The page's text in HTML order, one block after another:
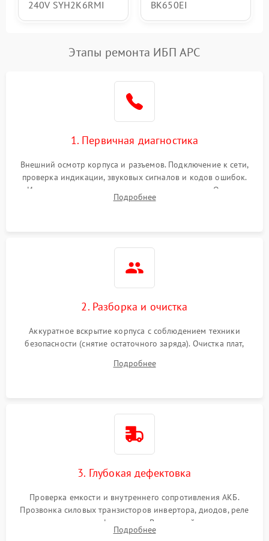
240V SYH2K6RMI BK650EI
Этапы ремонта ИБП APC
1. Первичная диагностика
Внешний осмотр корпуса и разъемов. Подключение к сети,
проверка индикации, звуковых сигналов и кодов ошибок.
Измерение входного и выходного напряжения. Оценка
реакции ИБП на отключение основного питания без
Подробнее
2. Разборка и очистка
Аккуратное вскрытие корпуса с соблюдением техники
безопасности (снятие остаточного заряда). Очистка плат,
и кистей для предотвращения перегрева и замыканий.
Подробнее
3. Глубокая дефектовка
Проверка емкости и внутреннего сопротивления АКБ.
Прозвонка силовых транзисторов инвертора, диодов, реле
переключения и трансформатора. Визуальный поиск вздутых
конденсаторов и прогаров на печатной плате.
Подробнее